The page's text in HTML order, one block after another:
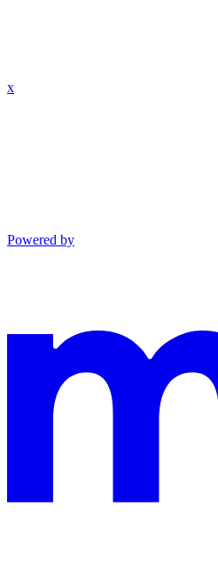
x
Powered by